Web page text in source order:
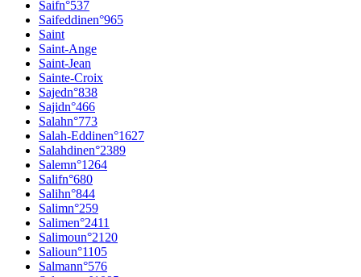
Saifn°537
Saifeddinen°965
Saint
Saint-Ange
Saint-Jean
Sainte-Croix
Sajedn°838
Sajidn°466
Salahn°773
Salah-Eddinen°1627
Salahdinen°2389
Salemn°1264
Salifn°680
Salihn°844
Salimn°259
Salimen°2411
Salimoun°2120
Salioun°1105
Salmann°576